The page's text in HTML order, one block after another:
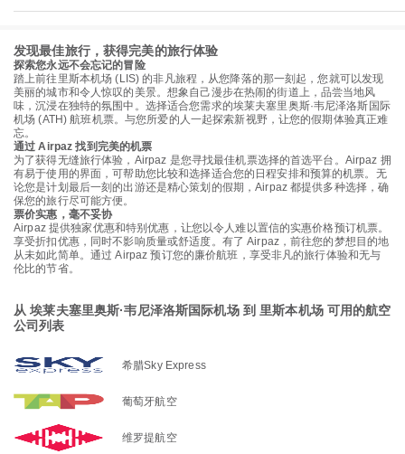
发现最佳旅行，获得完美的旅行体验
探索您永远不会忘记的冒险
踏上前往里斯本机场 (LIS) 的非凡旅程，从您降落的那一刻起，您就可以发现
美丽的城市和令人惊叹的美景。想象自己漫步在热闹的街道上，品尝当地风
味，沉浸在独特的氛围中。选择适合您需求的埃莱夫塞里奥斯·韦尼泽洛斯国际
机场 (ATH) 航班机票。与您所爱的人一起探索新视野，让您的假期体验真正难
忘。
通过 Airpaz 找到完美的机票
为了获得无缝旅行体验，Airpaz 是您寻找最佳机票选择的首选平台。Airpaz 拥
有易于使用的界面，可帮助您比较和选择适合您的日程安排和预算的机票。无
论您是计划最后一刻的出游还是精心策划的假期，Airpaz 都提供多种选择，确
保您的旅行尽可能方便。
票价实惠，毫不妥协
Airpaz 提供独家优惠和特别优惠，让您以令人难以置信的实惠价格预订机票。
享受折扣优惠，同时不影响质量或舒适度。有了 Airpaz，前往您的梦想目的地
从未如此简单。通过 Airpaz 预订您的廉价航班，享受非凡的旅行体验和无与
伦比的节省。
从 埃莱夫塞里奥斯·韦尼泽洛斯国际机场 到 里斯本机场 可用的航空
公司列表
希腊Sky Express
葡萄牙航空
维罗提航空